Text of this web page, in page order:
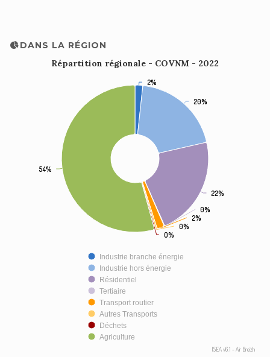
DANS LA RÉGION
Répartition régionale - COVNM - 2022
2%
2%
20%
20%
22%
22%
0%
0%
2%
2%
0%
0%
0%
0%
54%
54%
Industrie branche énergie
Industrie hors énergie
Résidentiel
Tertiaire
Transport routier
Autres Transports
Déchets
Agriculture
ISEA v6.1 - Air Breizh